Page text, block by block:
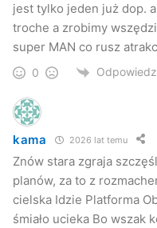
jest tylko jeden już dop.
troche a zrobimy
super MAN co rusz
0 Odpowiedz
kama 2026 lat temu
Znów stara zgraja
planów, za to z
cielska Idzie Platforma
śmiało ucieka Bo wszak